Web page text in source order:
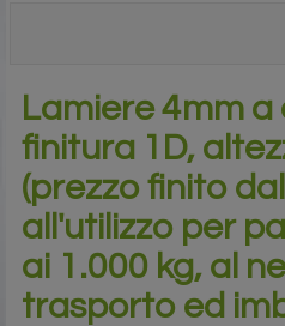
Lamiere 4mm a
finitura 1D,
(prezzo finito
all'utilizzo per
ai 1.000 kg, al
trasporto ed